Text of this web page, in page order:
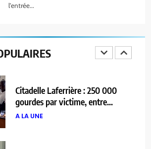
l’entrée...
gourdes par victime, entre
compassion affichée et réponses
insuffisantes
A LA UNE
Cap-Haïtien sous tension : la
spirale de violence met l’État au
défi
A LA UNE